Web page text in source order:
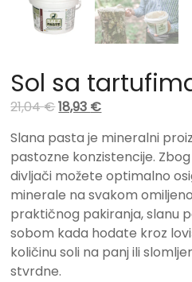
Sol sa
21,04€18,93 €
Slana pasta je mineralni
pastozne konzistencije.
divljači možete optimalno
minerale na svakom
praktičnog pakiranja, slanu
sobom kada hodate kroz
količinu soli na panj ili
stvrdne.